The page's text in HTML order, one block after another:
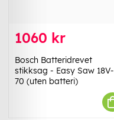
1060 kr
Bosch Batteridrevet
stikksag - Easy Saw 18V-
70 (uten batteri)